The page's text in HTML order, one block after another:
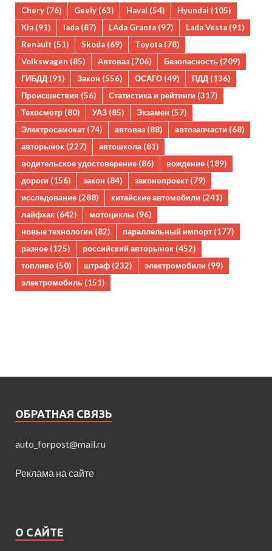
Chery (76) Geely (63) Haval (54) Hyundai (105)
Kia (91) lada (87) LAda Granta (97) Lada Vesta (91)
Renault (51) Skoda (69) Toyota (78)
Volkswagen (85) Автоваз (706) Безопасность (209)
ГИБДД (91) Закон (556) ОСАГО (49) ПДД (136)
Происшествия (56) Статистика и рейтинги (317)
Техосмотр (80) УАЗ (85) Экзамен (57)
Электросамокат (74) автоваз (88) автозапчасти (68)
авторынок (227) автошкола(81)
водительское удостоверение (86) вождение (189)
дороги (156) закон (84) законопроект (79)
исследование (288) китайские автомобили (241)
лайфхак (642) мотоциклы (96)
новые технологии (82) параллельный импорт (177)
разное (125) российский авторынок (452)
топливо (50) штраф (232) электромобили (99)
электромобиль (151)
ОБРАТНАЯ СВЯЗЬ
auto_forpost@mail.ru
Реклама на сайте
О САЙТЕ